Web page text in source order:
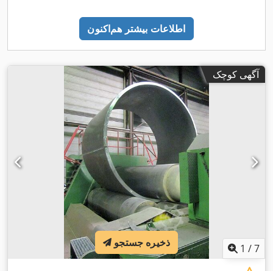
اطلاعات بیشتر هم‌اکنون
آگهی کوچک
1 /7 ذخیره جستجو